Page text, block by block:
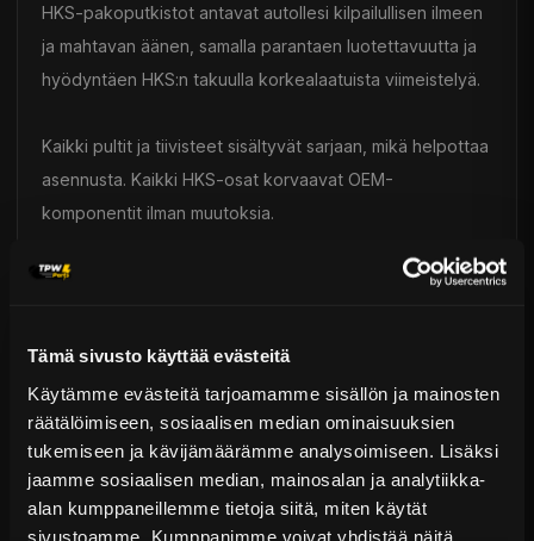
Tämä sivusto käyttää evästeitä
Käytämme evästeitä tarjoamamme sisällön ja mainosten
räätälöimiseen, sosiaalisen median ominaisuuksien
tukemiseen ja kävijämäärämme analysoimiseen. Lisäksi
jaamme sosiaalisen median, mainosalan ja analytiikka-
alan kumppaneillemme tietoja siitä, miten käytät
sivustoamme. Kumppanimme voivat yhdistää näitä
HKS-pakoputkistot antavat autollesi kilpailullisen ilmeen
ja mahtavan äänen, samalla parantaen luotettavuutta ja
hyödyntäen HKS:n takuulla korkealaatuista viimeistelyä.
Kaikki pultit ja tiivisteet sisältyvät sarjaan, mikä helpottaa
asennusta. Kaikki HKS-osat korvaavat OEM-
komponentit ilman muutoksia.
Toimitus & Palautukset
Kaupan sijainnissa olevat tuotteet 1–3 arkipäivässä
Päävaraston tuotteet 7 arkipäivässä
Jälkitoimitustuotteet noin 20 arkipäivässä
Ilmainen toimitus yli 300 € tilauksiin
14 päivän palautusoikeus
asiakaspalvelu@tpwparts.com
Puhelin: +358 449011828
Subaru Impreza — Fitment
KATSO LISÄÄ